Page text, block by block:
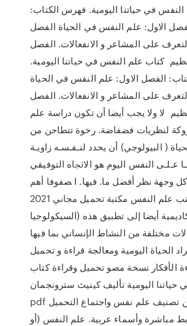
في حياتنا اليومية. فهرس الكتاب:
الاول: علم النفس في الحياة الفصل
على المشاعر و الانفعالات. الفصل
كتاب علم النفس في حياتنا اليومية.
الفصل الاول: علم النفس في الحياة
على المشاعر و الانفعالات. الفصل
ﻻ وﻻ ﻳﺠﺐ أﻳﻀﺎ أن ﺗﻜﻮن دراﺳﺔ ﻋﻠﻢ
ﻟﻨﻈﺮﻳﺎت ﻓﻀﻔﺎﺿﺔ. رﺧﻮة ﺗﺘﻄﺎﺣﻦ ﻣﻦ
( اﻟﺒﻴﻮﻟﻮﺟﻲ) أن ﻳﺤﺪد ﻟﻨـﻔـﺴـﻪ زاوﻳـﺔ
ﻋـﻠـﻰ اﻟﻨﻔﺲ اﻟﻴﻮم ﻫﻮ اﻻﲡﺎه اﻟﺘﻮﻓﻴﻘﻲ
وﺟﻬﺔ ﻧﻈﺮ أﻓﻀﻞ ﻣﺎ. ﻓﻴﻬﺎ. ا ﺼﻔﻮﻓﺎ أهم
كتب علم النفس مكتبة تحميل مجاني 2021 PDF (أو
السيكولوجيا) هو دراسة أكاديمية أيضا إلى تطبيق هذه
مختلفة من النشاط الإنساني بما فيها
الحياة اليومية ومعالجة قراءة و تحميل
الأفكار نسخة مصو تحميل وقراءة كتاب
اليومية تأليف كينيث سترونجمان
pdf مجانا ضمن تصنيف علم نفس واجتماع التحميل
مباشرة وأسماء عربية. علم النفس (أو